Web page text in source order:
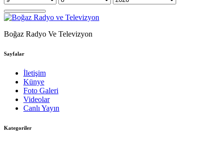
Boğaz Radyo Ve Televizyon
Sayfalar
İletişim
Künye
Foto Galeri
Videolar
Canlı Yayın
Kategoriler